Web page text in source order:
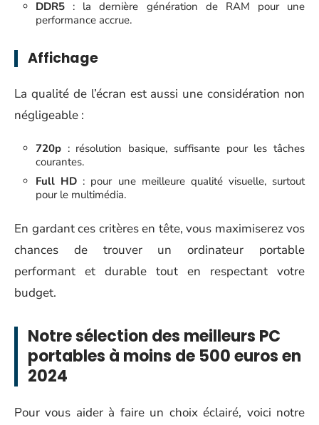
DDR5 : la dernière génération de RAM pour une
performance accrue.
Affichage
La qualité de l’écran est aussi une considération non
négligeable :
720p : résolution basique, suffisante pour les tâches
courantes.
Full HD : pour une meilleure qualité visuelle, surtout
pour le multimédia.
En gardant ces critères en tête, vous maximiserez vos
chances de trouver un ordinateur portable
performant et durable tout en respectant votre
budget.
Notre sélection des meilleurs PC
portables à moins de 500 euros en
2024
Pour vous aider à faire un choix éclairé, voici notre